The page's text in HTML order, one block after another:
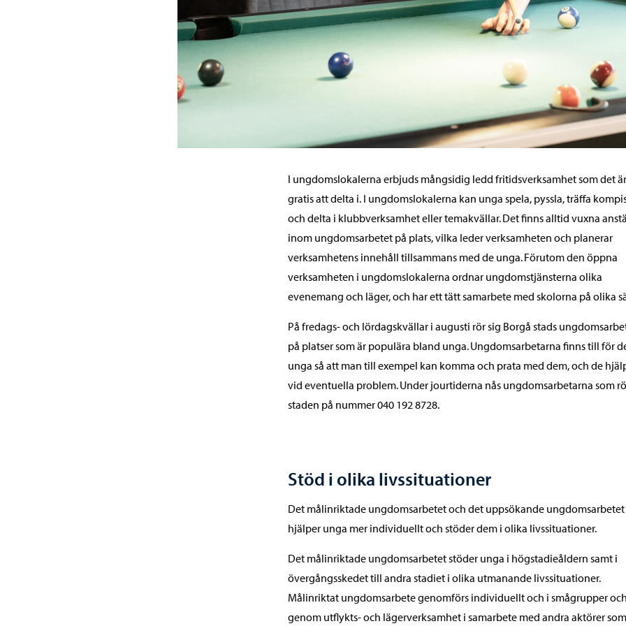
I ungdomslokalerna erbjuds mångsidig ledd fritidsverksamhet som det är
gratis att delta i. I ungdomslokalerna kan unga spela, pyssla, träffa
och delta i klubbverksamhet eller temakvällar. Det finns alltid vuxna
inom ungdomsarbetet på plats, vilka leder verksamheten och planerar
verksamhetens innehåll tillsammans med de unga. Förutom den öppna
verksamheten i ungdomslokalerna ordnar ungdomstjänsterna olika
evenemang och läger, och har ett tätt samarbete med skolorna på olika
På fredags- och lördagskvällar i augusti rör sig Borgå stads
på platser som är populära bland unga. Ungdomsarbetarna finns till för
unga så att man till exempel kan komma och prata med dem, och de
vid eventuella problem. Under jourtiderna nås ungdomsarbetarna som
staden på nummer 040 192 8728.
Stöd i olika livssituationer
Det målinriktade ungdomsarbetet och det uppsökande ungdomsarbetet
hjälper unga mer individuellt och stöder dem i olika livssituationer.
Det målinriktade ungdomsarbetet stöder unga i högstadieåldern samt i
övergångsskedet till andra stadiet i olika utmanande livssituationer.
Målinriktat ungdomsarbete genomförs individuellt och i smågrupper och
genom utflykts- och lägerverksamhet i samarbete med andra aktörer som